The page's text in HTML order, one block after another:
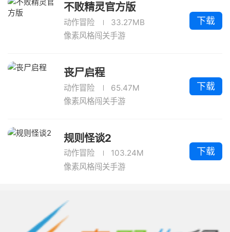
不败精灵官方版
动作冒险
33.27MB
像素风格闯关手游
下载
丧尸启程
动作冒险
65.47M
像素风格闯关手游
下载
规则怪谈2
动作冒险
103.24M
像素风格闯关手游
下载